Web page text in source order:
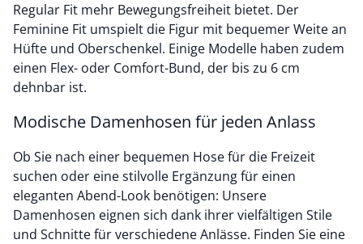
Regular Fit mehr Bewegungsfreiheit bietet. Der
Feminine Fit umspielt die Figur mit bequemer Weite an
Hüfte und Oberschenkel. Einige Modelle haben zudem
einen Flex- oder Comfort-Bund, der bis zu 6 cm
dehnbar ist.
Modische Damenhosen für jeden Anlass
Ob Sie nach einer bequemen Hose für die Freizeit
suchen oder eine stilvolle Ergänzung für einen
eleganten Abend-Look benötigen: Unsere
Damenhosen eignen sich dank ihrer vielfältigen Stile
und Schnitte für verschiedene Anlässe. Finden Sie eine